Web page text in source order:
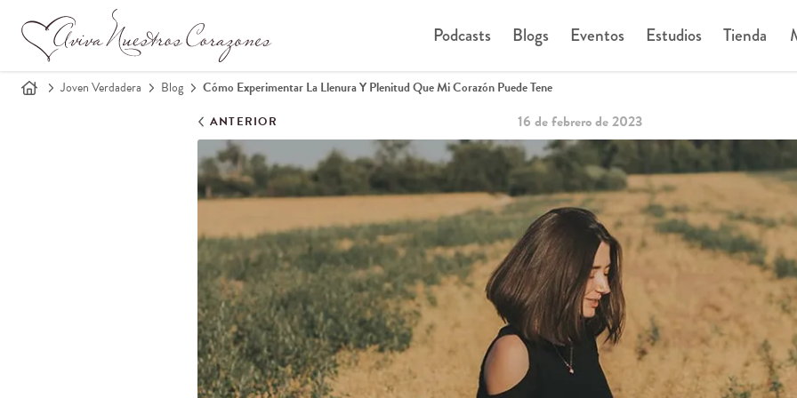
Podcasts Blogs Eventos Estudios Tienda
Joven Verdadera Blog Cómo Experimentar La Llenura Y Plenitud Que Mi Corazón Puede Tene
ANTERIOR 16 de febrero de 2023